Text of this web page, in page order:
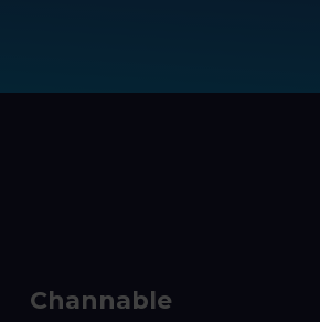
Channable